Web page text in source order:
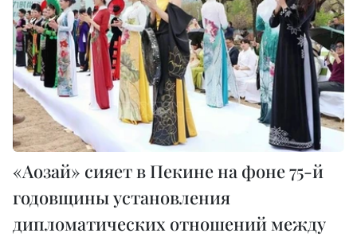
«Аозай» сияет в Пекине на фоне 75-й
годовщины установления
дипломатических отношений между